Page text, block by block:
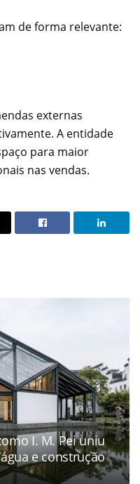
de forma relevante:
externas
A entidade
para maior
nas vendas.
I. M. Pei uniu
e construção